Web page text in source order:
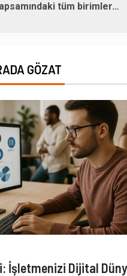
tüm birimler…
GÖZAT
İşletmenizi Dijital